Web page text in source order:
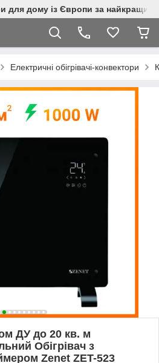
для дому із Європи за
Електричні обігрівачі-конвектори
ДУ до 20 кв. м
Обігрівач з
Zenet ZET-523